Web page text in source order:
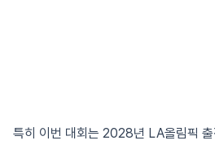
특히 이번 대회는 2028년 LA올림픽 출